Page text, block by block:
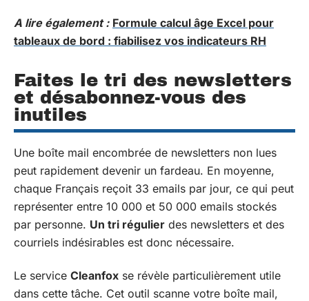
A lire également : Formule calcul âge Excel pour
tableaux de bord : fiabilisez vos indicateurs RH
Faites le tri des newsletters
et désabonnez-vous des
inutiles
Une boîte mail encombrée de newsletters non lues
peut rapidement devenir un fardeau. En moyenne,
chaque Français reçoit 33 emails par jour, ce qui peut
représenter entre 10 000 et 50 000 emails stockés
par personne. Un tri régulier des newsletters et des
courriels indésirables est donc nécessaire.
Le service Cleanfox se révèle particulièrement utile
dans cette tâche. Cet outil scanne votre boîte mail,